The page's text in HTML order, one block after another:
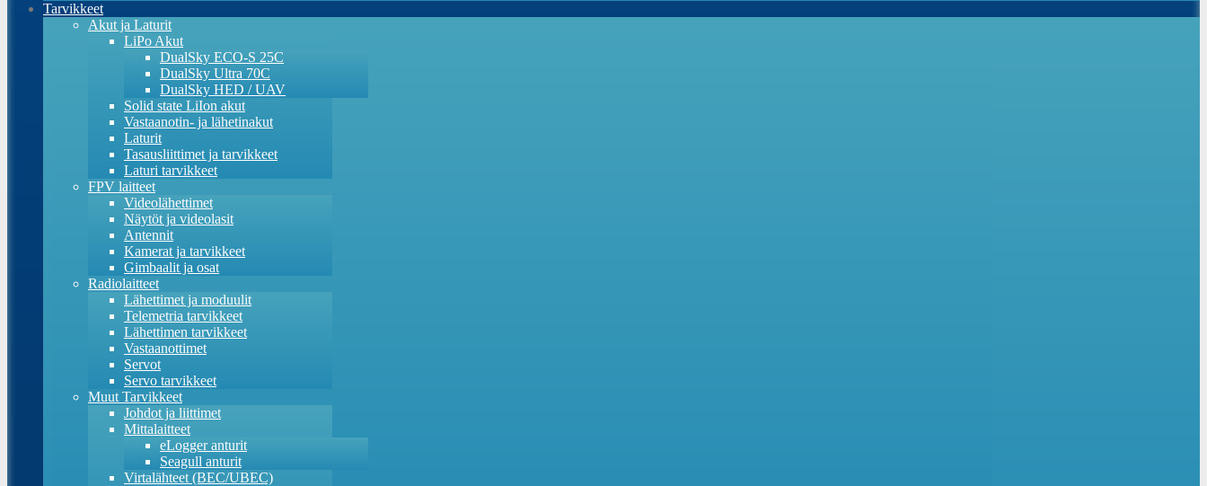
Tarvikkeet
Akut ja Laturit
LiPo Akut
DualSky ECO-S 25C
DualSky Ultra 70C
DualSky HED / UAV
Solid state LiIon akut
Vastaanotin- ja lähetinakut
Laturit
Tasausliittimet ja tarvikkeet
Laturi tarvikkeet
FPV laitteet
Videolähettimet
Näytöt ja videolasit
Antennit
Kamerat ja tarvikkeet
Gimbaalit ja osat
Radiolaitteet
Lähettimet ja moduulit
Telemetria tarvikkeet
Lähettimen tarvikkeet
Vastaanottimet
Servot
Servo tarvikkeet
Muut Tarvikkeet
Johdot ja liittimet
Mittalaitteet
eLogger anturit
Seagull anturit
Virtalähteet (BEC/UBEC)